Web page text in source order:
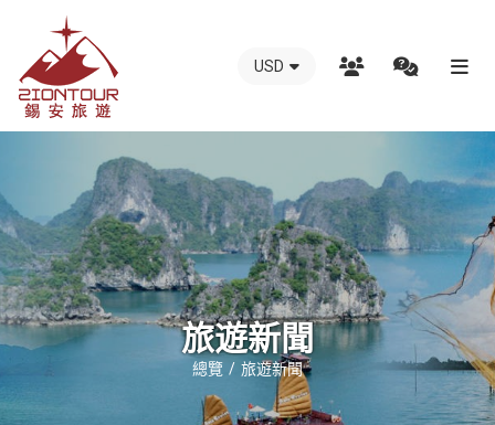
越
安
國
際
旅
行
社
USD
旅遊新聞
總覽 旅遊新聞